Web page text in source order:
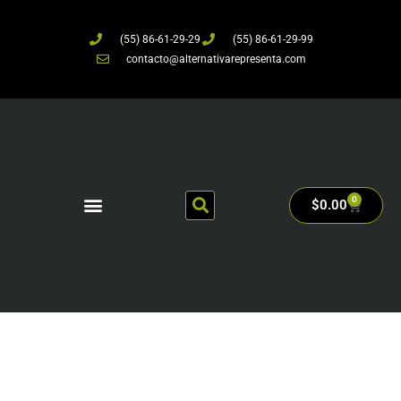
(55) 86-61-29-29
(55) 86-61-29-99
contacto@alternativarepresenta.com
$0.00 0